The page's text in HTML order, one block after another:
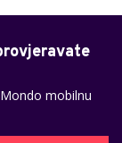
mobilnu